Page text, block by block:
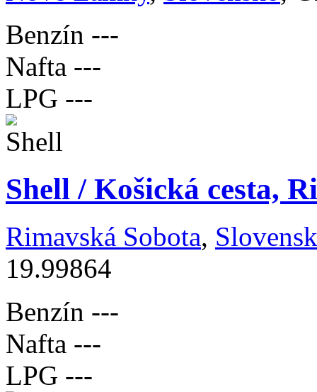
Benzín ---
Nafta ---
LPG ---
Shell / Košická cesta,
Rimavská Sobota,
19.99864
Benzín ---
Nafta ---
LPG ---